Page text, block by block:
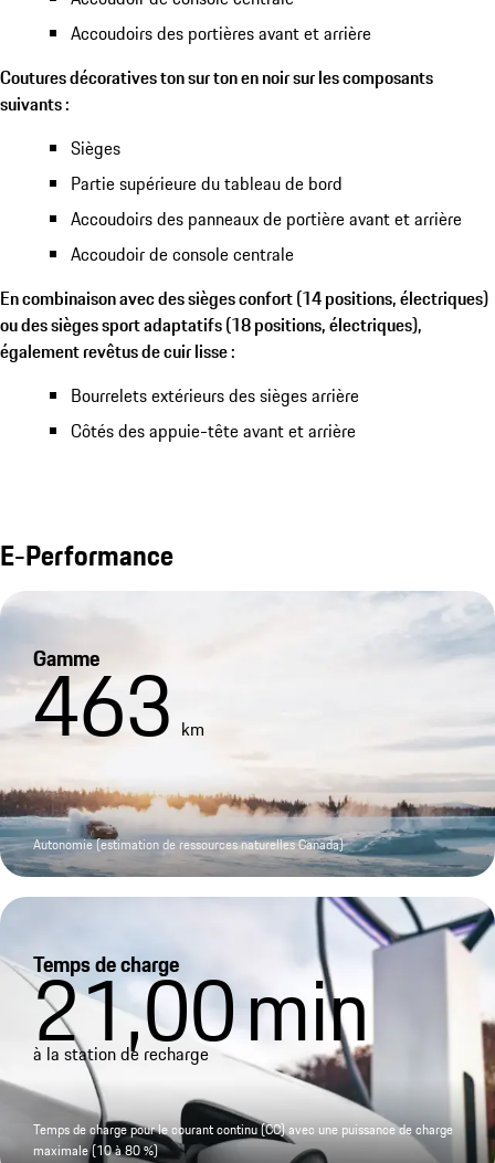
Accoudoirs des portières avant et arrière
Coutures décoratives ton sur ton en noir sur les composants
suivants :
Sièges
Partie supérieure du tableau de bord
Accoudoirs des panneaux de portière avant et arrière
Accoudoir de console centrale
En combinaison avec des sièges confort (14 positions, électriques)
ou des sièges sport adaptatifs (18 positions, électriques),
également revêtus de cuir lisse :
Bourrelets extérieurs des sièges arrière
Côtés des appuie-tête avant et arrière
E-Performance
Gamme
463 km
Autonomie (estimation de ressources naturelles Canada)
Temps de charge
21,00min
à la station de recharge
Temps de charge pour le courant continu (CC) avec une puissance de charge
maximale (10 à 80 %)